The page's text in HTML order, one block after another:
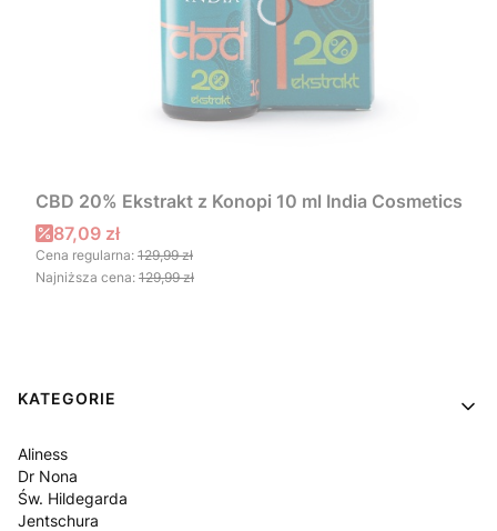
CBD 20% Ekstrakt z Konopi 10 ml India Cosmetics
Cena promocyjna
87,09 zł
Cena regularna: 129,99 zł
Najniższa cena: 129,99 zł
Linki w stopce
KATEGORIE
Aliness
Dr Nona
Św. Hildegarda
Jentschura